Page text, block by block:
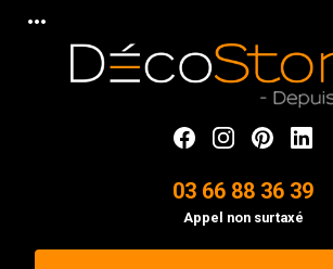
more_horiz
03 66 88 36 39
Appel non surtaxé